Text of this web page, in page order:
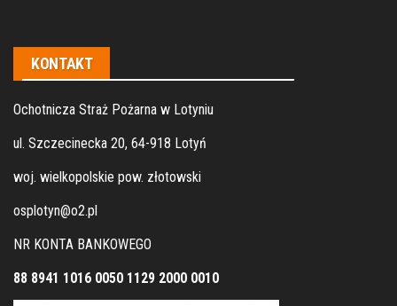
KONTAKT
Ochotnicza Straż Pożarna w Lotyniu
ul. Szczecinecka 20, 64-918 Lotyń
woj. wielkopolskie pow. złotowski
osplotyn@o2.pl
NR KONTA BANKOWEGO
88 8941 1016 0050 1129 2000 0010